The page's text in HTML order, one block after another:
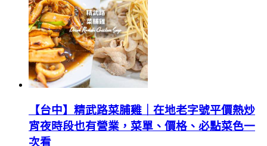
【台中】精武路菜脯雞｜在地老字號平價熱炒
宵夜時段也有營業，菜單、價格、必點菜色一
次看